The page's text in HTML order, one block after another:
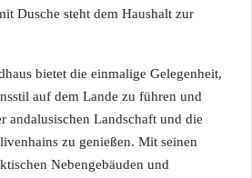
Dusche steht dem Haushalt zur
bietet die einmalige Gelegenheit,
auf dem Lande zu führen und
andalusischen Landschaft und die
zu genießen. Mit seinen
Nebengebäuden und